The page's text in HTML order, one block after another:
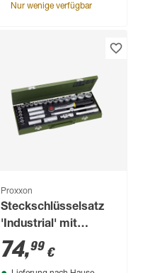
Nur wenige verfügbar
Proxxon
Steckschlüsselsatz
'Industrial' mit
Ratschenschlüssel
1/2" 29-teilig
74,99 €